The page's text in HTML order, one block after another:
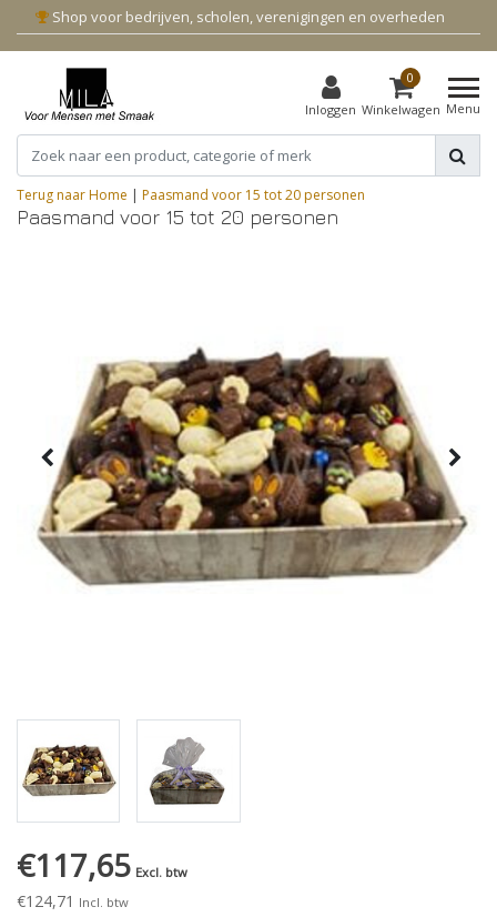
Shop voor bedrijven, scholen, verenigingen en overheden
Inloggen
0
Winkelwagen Menu
Terug naar Home | Paasmand voor 15 tot 20 personen
Paasmand voor 15 tot 20 personen
€117,65 Excl. btw
€124,71 Incl. btw